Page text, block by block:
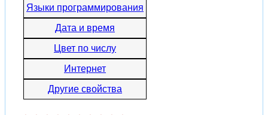
Языки программирования
Дата и время
Цвет по числу
Интернет
Другие свойства